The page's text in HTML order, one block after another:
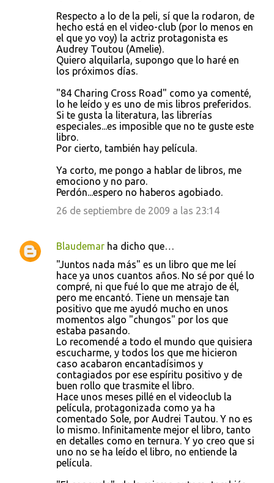
Respecto a lo de la peli, sí que la rodaron, de
hecho está en el video-club (por lo menos en
el que yo voy) la actriz protagonista es
Audrey Toutou (Amelie).
Quiero alquilarla, supongo que lo haré en
los próximos días.
"84 Charing Cross Road" como ya comenté,
lo he leído y es uno de mis libros preferidos.
Si te gusta la literatura, las librerías
especiales...es imposible que no te guste este
libro.
Por cierto, también hay película.
Ya corto, me pongo a hablar de libros, me
emociono y no paro.
Perdón...espero no haberos agobiado.
26 de septiembre de 2009 a las 23:14
Blaudemar ha dicho que…
"Juntos nada más" es un libro que me leí
hace ya unos cuantos años. No sé por qué lo
compré, ni que fué lo que me atrajo de él,
pero me encantó. Tiene un mensaje tan
positivo que me ayudó mucho en unos
momentos algo "chungos" por los que
estaba pasando.
Lo recomendé a todo el mundo que quisiera
escucharme, y todos los que me hicieron
caso acabaron encantadísimos y
contagiados por ese espíritu positivo y de
buen rollo que trasmite el libro.
Hace unos meses pillé en el videoclub la
película, protagonizada como ya ha
comentado Sole, por Audrei Tautou. Y no es
lo mismo. Infinitamente mejor el libro, tanto
en detalles como en ternura. Y yo creo que si
uno no se ha leído el libro, no entiende la
película.